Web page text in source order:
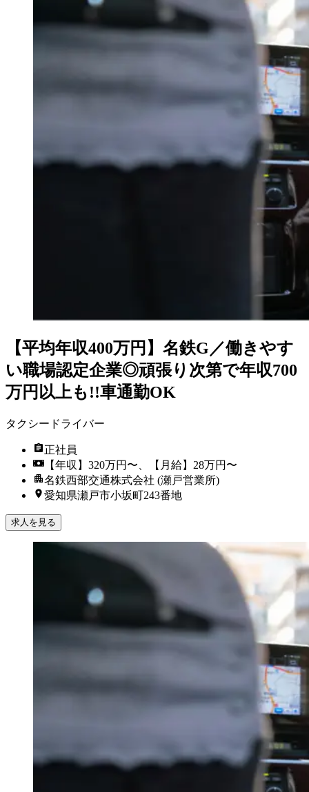
【平均年収400万円】名鉄G／働きやす
い職場認定企業◎頑張り次第で年収700
万円以上も!!車通勤OK
タクシードライバー
正社員
【年収】320万円〜、【月給】28万円〜
名鉄西部交通株式会社 (瀬戸営業所)
愛知県瀬戸市小坂町243番地
求人を見る